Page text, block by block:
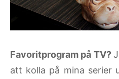
Favoritprogram på TV?
att kolla på mina serier